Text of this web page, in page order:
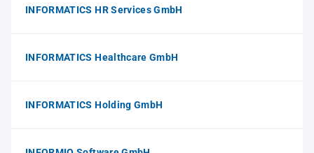
INFORMATICS HR Services GmbH
INFORMATICS Healthcare GmbH
INFORMATICS Holding GmbH